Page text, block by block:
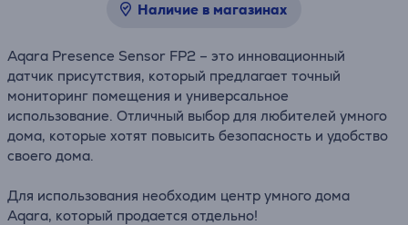
Наличие в магазинах
Aqara Presence Sensor FP2 – это инновационный
датчик присутствия, который предлагает точный
мониторинг помещения и универсальное
использование. Отличный выбор для любителей умного
дома, которые хотят повысить безопасность и удобство
своего дома.
Для использования необходим центр умного дома
Aqara, который продается отдельно!